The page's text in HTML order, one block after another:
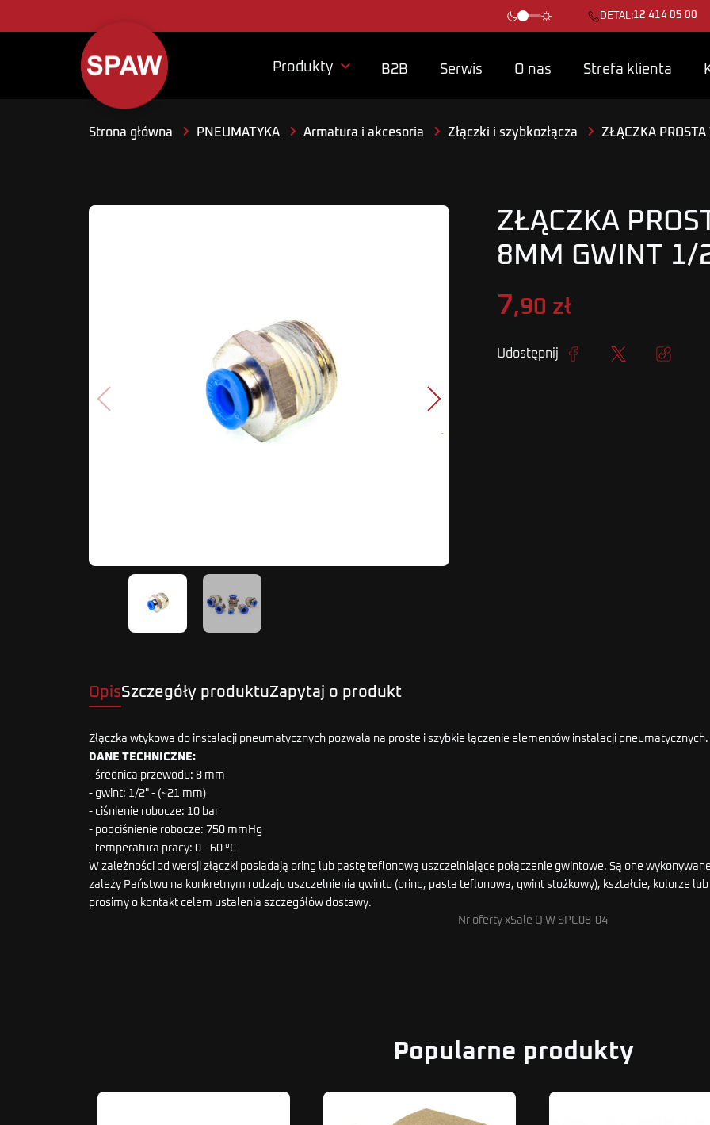
DETAL:12 414 05 00
Produkty  B2B Serwis O nas Strefa klienta
Strona główna PNEUMATYKA Armatura i akcesoria Złączki i szybkozłącza ZŁĄCZKA
Poprzedni Następny
ZŁĄCZKA
8MM GWINT 1/
7,90 zł
Udostępnij
OpisSzczegóły produktuZapytaj o produkt
Złączka wtykowa do instalacji pneumatycznych pozwala na proste i szybkie łączenie elementów instalacji pneumatycznych.
DANE TECHNICZNE:
- średnica przewodu: 8 mm
- gwint: 1/2" - (~21 mm)
- ciśnienie robocze: 10 bar
- podciśnienie robocze: 750 mmHg
- temperatura pracy: 0 - 60 °C
W zależności od wersji złączki posiadają oring lub pastę teflonową uszczelniające połączenie gwintowe. Są one
zależy Państwu na konkretnym rodzaju uszczelnienia gwintu (oring, pasta teflonowa, gwint stożkowy), kształcie, kolorze
prosimy o kontakt celem ustalenia szczegółów dostawy.
Nr oferty xSale Q W SPC08-04
Popularne produkty